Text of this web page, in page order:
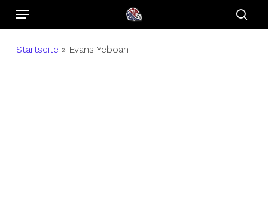
SkipMenu
Startseite » Evans Yeboah